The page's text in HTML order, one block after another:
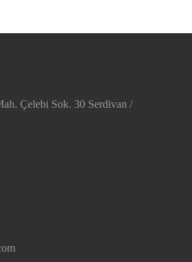
Çelebi Sok. 30 Serdivan /